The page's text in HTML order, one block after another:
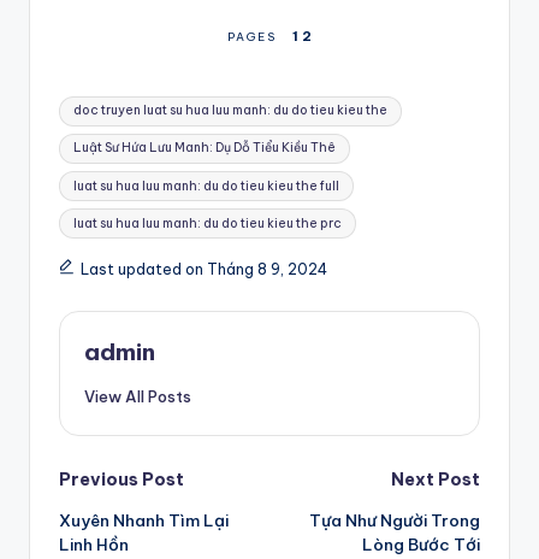
PAGES 1 2
Tags:
doc truyen luat su hua luu manh: du do tieu kieu the
Luật Sư Hứa Lưu Manh: Dụ Dỗ Tiểu Kiều Thê
luat su hua luu manh: du do tieu kieu the full
luat su hua luu manh: du do tieu kieu the prc
Last updated on Tháng 8 9, 2024
admin
View All Posts
Post
navigation
Previous Post
Xuyên Nhanh Tìm Lại
Linh Hồn
Next Post
Tựa Như Người Trong
Lòng Bước Tới